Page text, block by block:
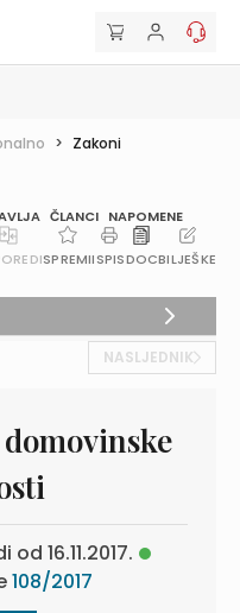
> Zakoni
ČLANCI NAPOMENE
SPREMIISPISDOCBILJEŠKE
NASLJEDNIK
16.11.2017.
108/2017